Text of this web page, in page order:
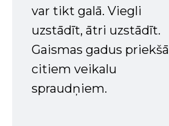
var tikt galā. Viegli
uzstādīt, ātri uzstādīt.
Gaismas gadus priekšā
citiem veikalu
spraudņiem.